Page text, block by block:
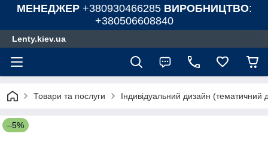
МЕНЕДЖЕР +380930466285 ВИРОБНИЦТВО:
+380506608840
Lenty.kiev.ua
Товари та послуги Індивідуальний дизайн (тематичний
–5%